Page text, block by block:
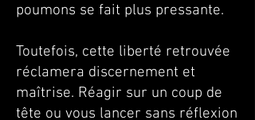
poumons se fait plus pressante.
Toutefois, cette liberté retrouvée
réclamera discernement et
maîtrise. Réagir sur un coup de
tête ou vous lancer sans réflexion